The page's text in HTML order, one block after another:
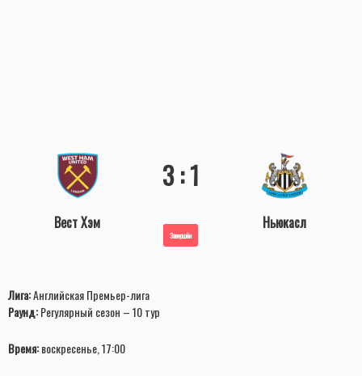
Вест Хэм
3 : 1
Завершён
Ньюкасл
Лига:Английская Премьер-лига
Раунд:Регулярный сезон – 10 тур
Время:воскресенье, 17:00